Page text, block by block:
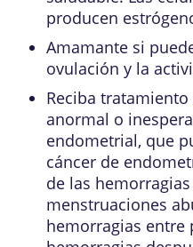
producen
Amamante si
ovulación y la
Reciba
anormal o
endometrial, que
cáncer de
de las
menstruaciones
hemorragias entre